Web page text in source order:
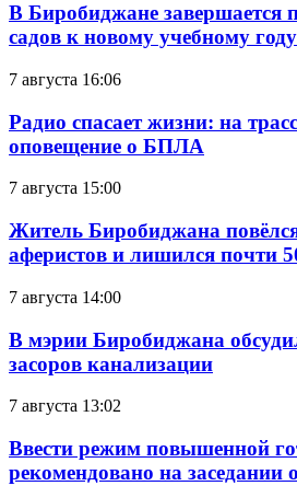
В Биробиджане завершается
садов к новому учебному году
7 августа 16:06
Радио спасает жизни: на
оповещение о БПЛА
7 августа 15:00
Житель Биробиджана
аферистов и лишился почти
7 августа 14:00
В мэрии Биробиджана
засоров канализации
7 августа 13:02
Ввести режим повышенной
рекомендовано на